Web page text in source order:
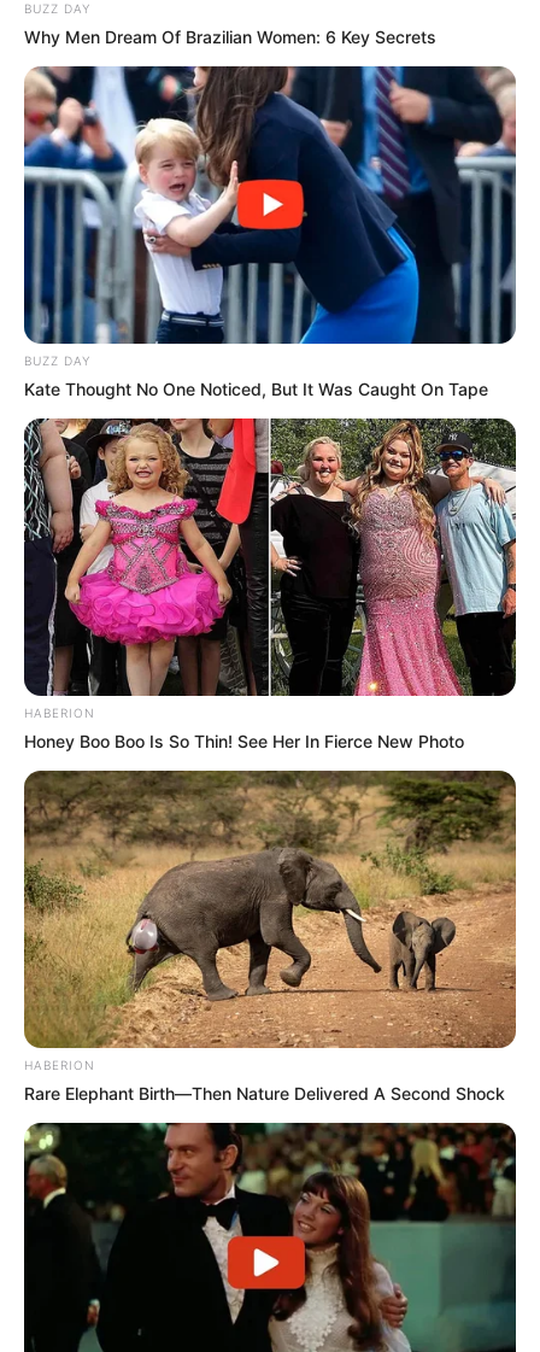
Versi Warga Thailand
Langka Banget! 10 Pose Lucu
Katak yang Bikin Ketawa
Gemes
Ambyar! 10 Kalimat Baper
Pakai Bahasa Jawa Ini Bikin
Galau Abis
Fail! 10 Potret Makanan Gagal
Dimasak yang Bikin Kamu
Nggak Selera
10 Pose Manekin Anti
Mainstream yang Konyol
Banget
BUZZ DAY
Why Men Dream Of Brazilian Women: 6 Key Secrets
BUZZ DAY
Kate Thought No One Noticed, But It Was Caught On Tape
HABERION
Honey Boo Boo Is So Thin! See Her In Fierce New Photo
HABERION
Rare Elephant Birth—Then Nature Delivered A Second Shock